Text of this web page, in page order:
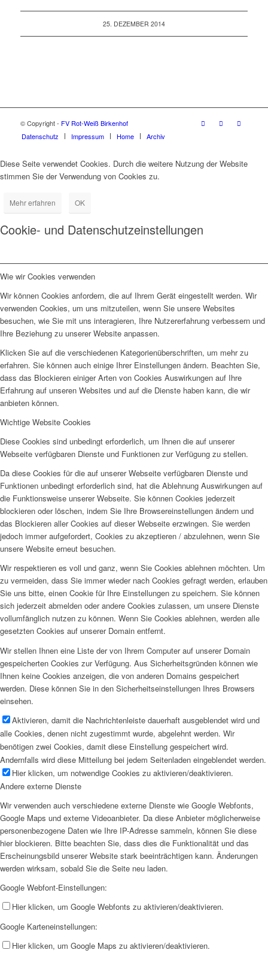
25. DEZEMBER 2014
© Copyright - FV Rot-Weiß Birkenhof
Datenschutz
Impressum Home Archiv
Diese Seite verwendet Cookies. Durch die weitere Nutzung der Website
stimmen Sie der Verwendung von Cookies zu.
Mehr erfahren OK
Cookie- und Datenschutzeinstellungen
Wie wir Cookies verwenden
Wir können Cookies anfordern, die auf Ihrem Gerät eingestellt werden. Wir
verwenden Cookies, um uns mitzuteilen, wenn Sie unsere Websites
besuchen, wie Sie mit uns interagieren, Ihre Nutzererfahrung verbessern und
Ihre Beziehung zu unserer Website anpassen.
Klicken Sie auf die verschiedenen Kategorienüberschriften, um mehr zu
erfahren. Sie können auch einige Ihrer Einstellungen ändern. Beachten Sie,
dass das Blockieren einiger Arten von Cookies Auswirkungen auf Ihre
Erfahrung auf unseren Websites und auf die Dienste haben kann, die wir
anbieten können.
Wichtige Website Cookies
Diese Cookies sind unbedingt erforderlich, um Ihnen die auf unserer
Webseite verfügbaren Dienste und Funktionen zur Verfügung zu stellen.
Da diese Cookies für die auf unserer Webseite verfügbaren Dienste und
Funktionen unbedingt erforderlich sind, hat die Ablehnung Auswirkungen auf
die Funktionsweise unserer Webseite. Sie können Cookies jederzeit
blockieren oder löschen, indem Sie Ihre Browsereinstellungen ändern und
das Blockieren aller Cookies auf dieser Webseite erzwingen. Sie werden
jedoch immer aufgefordert, Cookies zu akzeptieren / abzulehnen, wenn Sie
unsere Website erneut besuchen.
Wir respektieren es voll und ganz, wenn Sie Cookies ablehnen möchten. Um
zu vermeiden, dass Sie immer wieder nach Cookies gefragt werden, erlauben
Sie uns bitte, einen Cookie für Ihre Einstellungen zu speichern. Sie können
sich jederzeit abmelden oder andere Cookies zulassen, um unsere Dienste
vollumfänglich nutzen zu können. Wenn Sie Cookies ablehnen, werden alle
gesetzten Cookies auf unserer Domain entfernt.
Wir stellen Ihnen eine Liste der von Ihrem Computer auf unserer Domain
gespeicherten Cookies zur Verfügung. Aus Sicherheitsgründen können wie
Ihnen keine Cookies anzeigen, die von anderen Domains gespeichert
werden. Diese können Sie in den Sicherheitseinstellungen Ihres Browsers
einsehen.
Aktivieren, damit die Nachrichtenleiste dauerhaft ausgeblendet wird und
alle Cookies, denen nicht zugestimmt wurde, abgelehnt werden. Wir
benötigen zwei Cookies, damit diese Einstellung gespeichert wird.
Andernfalls wird diese Mitteilung bei jedem Seitenladen eingeblendet werden.
Hier klicken, um notwendige Cookies zu aktivieren/deaktivieren.
Andere externe Dienste
Wir verwenden auch verschiedene externe Dienste wie Google Webfonts,
Google Maps und externe Videoanbieter. Da diese Anbieter möglicherweise
personenbezogene Daten wie Ihre IP-Adresse sammeln, können Sie diese
hier blockieren. Bitte beachten Sie, dass dies die Funktionalität und das
Erscheinungsbild unserer Website stark beeinträchtigen kann. Änderungen
werden wirksam, sobald Sie die Seite neu laden.
Google Webfont-Einstellungen:
Hier klicken, um Google Webfonts zu aktivieren/deaktivieren.
Google Karteneinstellungen:
Hier klicken, um Google Maps zu aktivieren/deaktivieren.